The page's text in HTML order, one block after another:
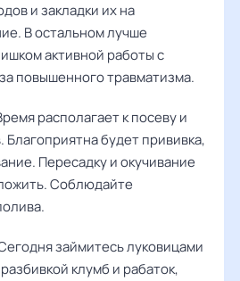
и закладки их на
В остальном лучше
активной работы с
повышенного травматизма.
располагает к посеву и
будет прививка,
Пересадку и окучивание
Соблюдайте
займитесь луковицами
клумб и рабаток,